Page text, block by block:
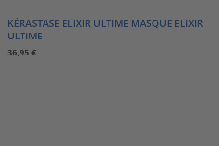
KÉRASTASE ELIXIR ULTIME MASQUE ELIXIR
ULTIME
36,95 €